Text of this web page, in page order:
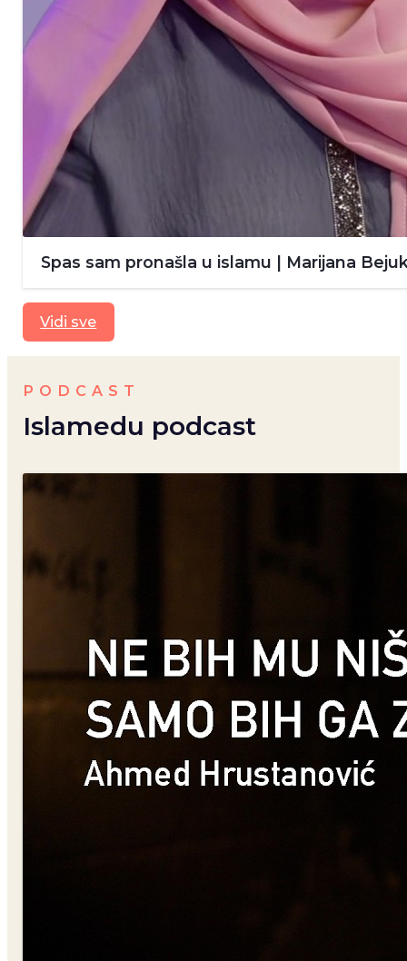
Spas sam pronašla u islamu | Marijana
Vidi sve
PODCAST
Islamedu podcast